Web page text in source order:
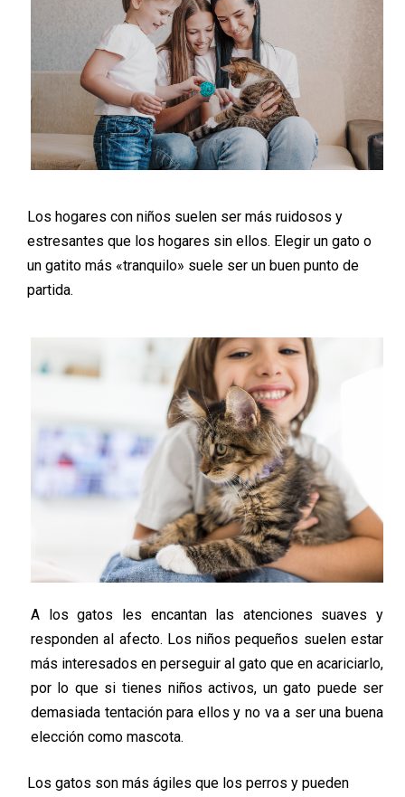
Los hogares con niños suelen ser más ruidosos y
estresantes que los hogares sin ellos. Elegir un gato o
un gatito más «tranquilo» suele ser un buen punto de
partida.
A los gatos les encantan las atenciones suaves y
responden al afecto. Los niños pequeños suelen estar
más interesados en perseguir al gato que en acariciarlo,
por lo que si tienes niños activos, un gato puede ser
demasiada tentación para ellos y no va a ser una buena
elección como mascota.
Los gatos son más ágiles que los perros y pueden